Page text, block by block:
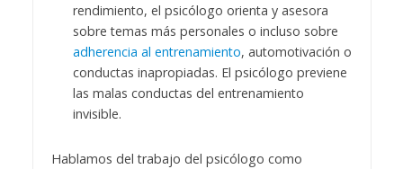
rendimiento, el psicólogo orienta y asesora
sobre temas más personales o incluso sobre
adherencia al entrenamiento, automotivación o
conductas inapropiadas. El psicólogo previene
las malas conductas del entrenamiento
invisible.
Hablamos del trabajo del psicólogo como